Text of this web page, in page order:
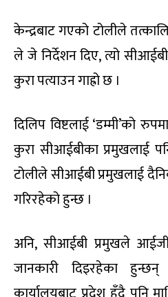
केन्द्रबाट गएको टोलीले
ले जे निर्देशन दिए, त्यो
कुरा पत्याउन गाह्रो छ ।
दिलिप विष्टलाई ‘डम्मी’को
कुरा सीआईबीका प्रमुखलाई
टोलीले सीआईबी प्रमुखलाई
गरिरहेको हुन्छ ।
अनि, सीआईबी प्रमुखले
जानकारी दिइरहेका